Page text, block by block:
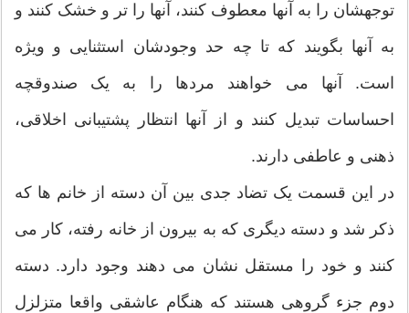
توجهشان را به آنها معطوف کنند، آنها را تر و خشک کنند و
به آنها بگویند که تا چه حد وجودشان استثنایی و ویژه
است. آنها می خواهند مردها را به یک صندوقچه
احساسات تبدیل کنند و از آنها انتظار پشتیبانی اخلاقی،
ذهنی و عاطفی دارند.
در این قسمت یک تضاد جدی بین آن دسته از خانم ها که
ذکر شد و دسته دیگری که به بیرون از خانه رفته، کار می
کنند و خود را مستقل نشان می دهند وجود دارد. دسته
دوم جزء گروهی هستند که هنگام عاشقی واقعا متزلزل